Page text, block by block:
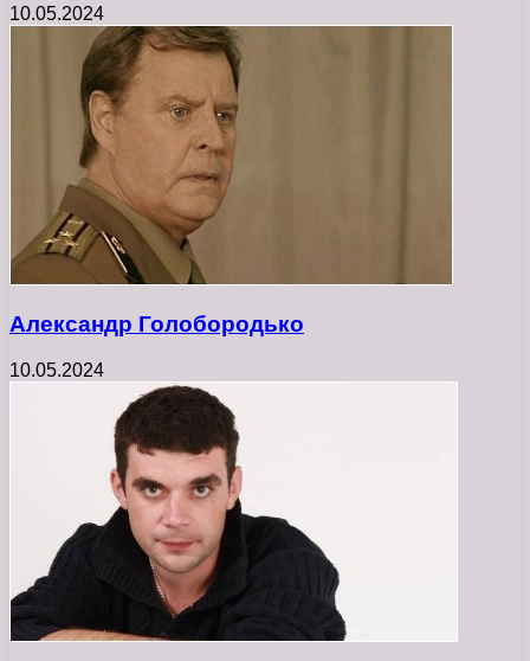
10.05.2024
Александр Голобородько
10.05.2024